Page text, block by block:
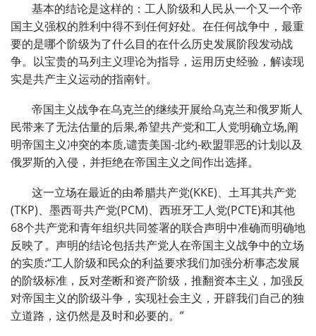
基本的结论是这样的：工人阶级和人民从一个又一个帝
国主义强权的胜利中得不到任何好处。在任何战争中，最重
要的是哪个阶级为了什么目的在什么历史发展阶段发动战
争。以宝贵的马列主义理论为指导，运用历史经验，解读现
实是共产主义运动的指南针。
帝国主义战争在乌克兰的继续开展给乌克兰和俄罗斯人
民带来了无法估量的后果,希望共产党和工人党明确立场,阐
明帝国主义冲突的本质,谴责美国-北约-欧盟罪恶的计划以及
俄罗斯的入侵，并拒绝在帝国主义之间作出选择。
这一立场在最近的由希腊共产党(KKE)、土耳其共产党
(TKP)、墨西哥共产党(PCM)、西班牙工人党(PCTE)和其他
68个共产党和青年组织共同签署的联合声明中准确而明确地
反映了。声明的结论包括共产党人在帝国主义战争中的立场
的实质:“工人阶级和民众的利益要求我们加强分析事态发展
的阶级标准，反对垄断和资产阶级，推翻资本主义，加强反
对帝国主义的阶级斗争，实现社会主义，开辟我们自己的独
立道路，这仍然是及时和必要的。”